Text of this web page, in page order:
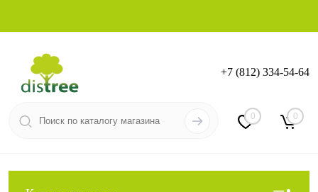
Вход Регистрация
+7 (812) 334-54-64
0 0